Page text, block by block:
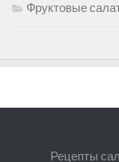
Фруктовые
Рецепты